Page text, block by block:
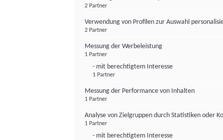
2 Partner
Verwendung von Profilen zur Auswahl
2 Partner
Messung der Werbeleistung
1 Partner
- mit berechtigtem Interesse
1 Partner
Messung der Performance von Inhalten
1 Partner
Analyse von Zielgruppen durch Statistiken oder
1 Partner
- mit berechtigtem Interesse